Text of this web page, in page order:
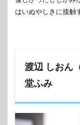
はいぬやしきに接触
渡辺 しおん
堂ふみ